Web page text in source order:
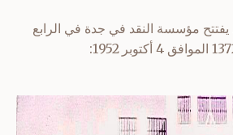
يفتتح مؤسسة النقد في جدة في الرابع